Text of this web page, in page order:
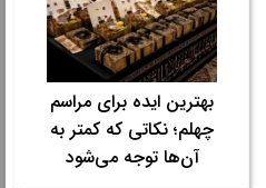
برای مطالعه:۵ دقیقه
۰ ۰
ایده جشن ها
بهترین ایده برای مراسم
چهلم؛ نکاتی که کمتر به
آن‌ها توجه می‌شود